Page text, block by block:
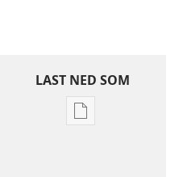
LAST NED SOM